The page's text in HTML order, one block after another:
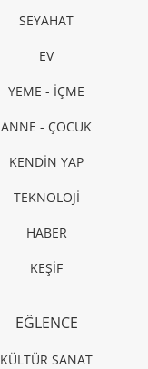
SEYAHAT
EV
YEME - İÇME
ANNE - ÇOCUK
KENDİN YAP
TEKNOLOJİ
HABER
KEŞİF
EĞLENCE
KÜLTÜR SANAT